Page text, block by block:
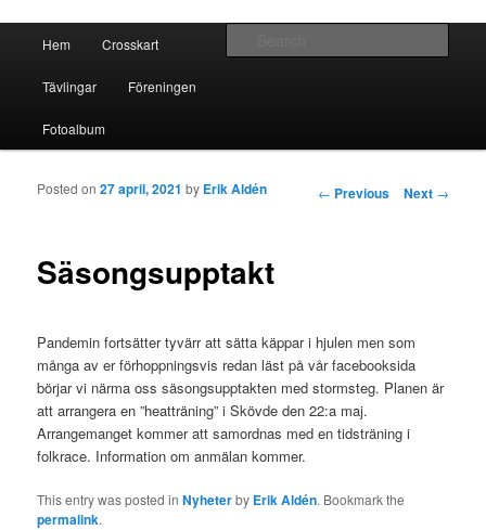
Crosskart Original
Skip to primary content
Skip to secondary content
Hem Crosskart
Tävlingar Föreningen
Fotoalbum
Post navigation
← Previous Next →
Säsongsupptakt
Posted on27 april, 2021 by Erik Aldén
Pandemin fortsätter tyvärr att sätta käppar i hjulen men som
många av er förhoppningsvis redan läst på vår facebooksida
börjar vi närma oss säsongsupptakten med stormsteg. Planen är
att arrangera en ”heatträning” i Skövde den 22:a maj.
Arrangemanget kommer att samordnas med en tidsträning i
folkrace. Information om anmälan kommer.
This entry was posted inNyheterby Erik Aldén. Bookmark the
permalink.